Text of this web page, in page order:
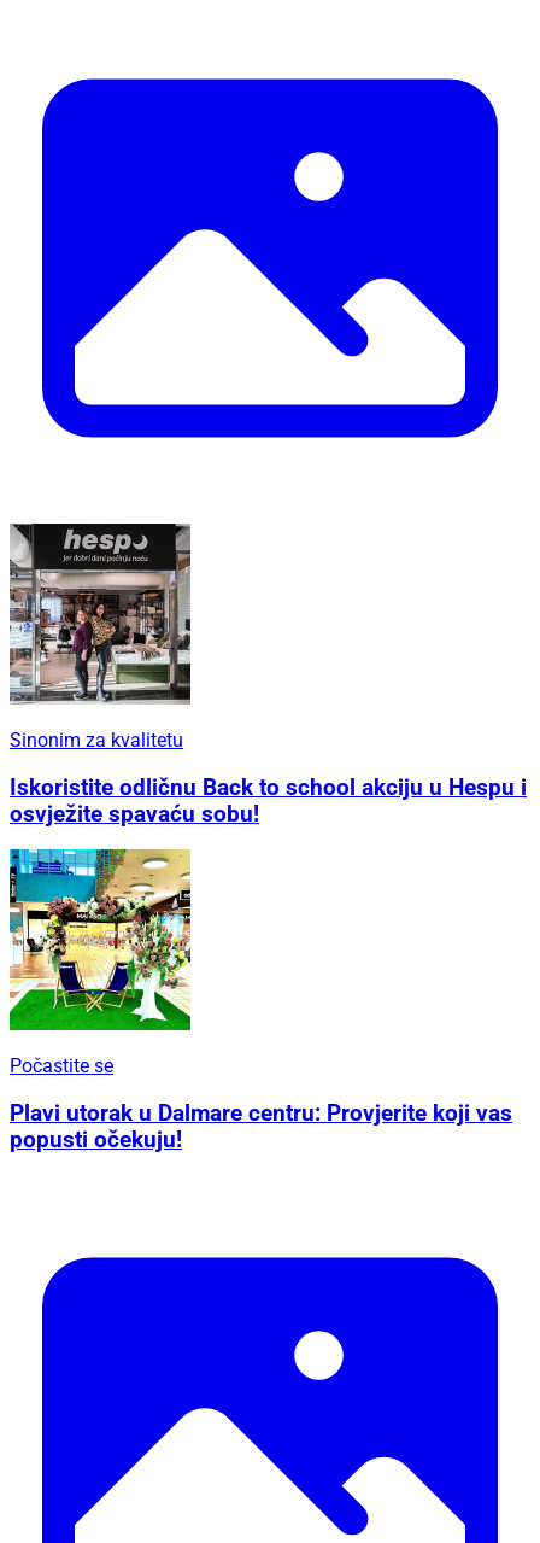
Sinonim za kvalitetu
Iskoristite odličnu Back to school akciju u Hespu i
osvježite spavaću sobu!
Počastite se
Plavi utorak u Dalmare centru: Provjerite koji vas
popusti očekuju!